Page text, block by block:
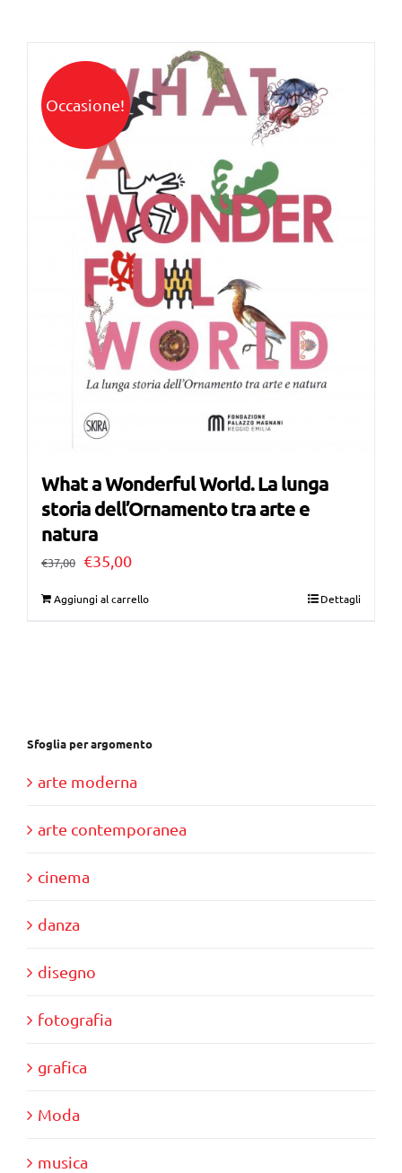
Occasione!
What a Wonderful World. La lunga
storia dell’Ornamento tra arte e
natura
€37,00 Il
€35,00Il
Aggiungi al carrello Dettagli
Sfoglia per argomento
arte moderna
arte contemporanea
cinema
danza
disegno
fotografia
grafica
Moda
musica